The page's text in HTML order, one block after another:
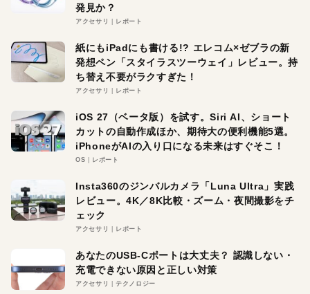
発見か？
アクセサリ レポート
紙にもiPadにも書ける!? エレコム×ゼブラの新
発想ペン「スタイラスツーウェイ」レビュー。持
ち替え不要がラクすぎた！
アクセサリ レポート
iOS 27（ベータ版）を試す。Siri AI、ショート
カットの自動作成ほか、期待大の便利機能5選。
iPhoneがAIの入り口になる未来はすぐそこ！
OS レポート
Insta360のジンバルカメラ「Luna Ultra」実践
レビュー。4K／8K比較・ズーム・夜間撮影をチ
ェック
アクセサリ レポート
あなたのUSB-Cポートは大丈夫？ 認識しない・
充電できない原因と正しい対策
アクセサリ テクノロジー